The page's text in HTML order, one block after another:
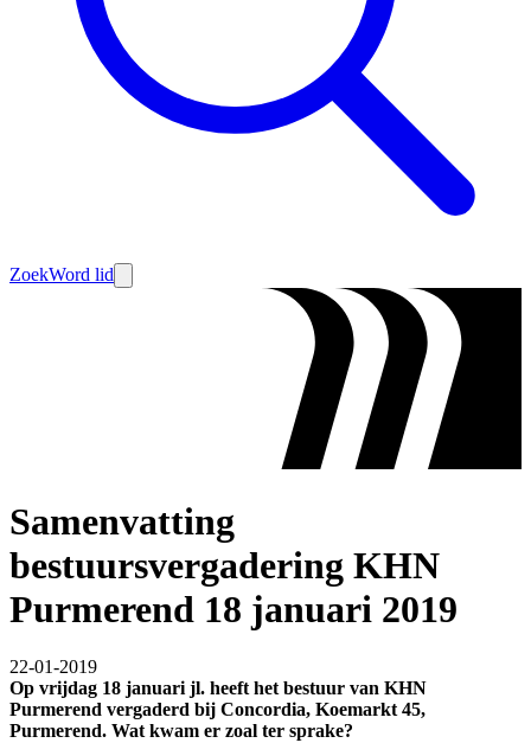
ZoekWord lid
Samenvatting
bestuursvergadering KHN
Purmerend 18 januari 2019
22-01-2019
Op vrijdag 18 januari jl. heeft het bestuur van KHN
Purmerend vergaderd bij Concordia, Koemarkt 45,
Purmerend. Wat kwam er zoal ter sprake?